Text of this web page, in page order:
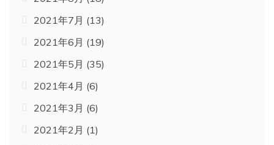
2021年7月 (13)
2021年6月 (19)
2021年5月 (35)
2021年4月 (6)
2021年3月 (6)
2021年2月 (1)